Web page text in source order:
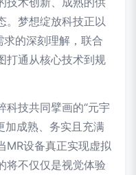
。梦想绽放科技正以
的深刻理解，联合
打通从核心技术到规
科技共同擘画的“元宇
加成熟、务实且充满
MR设备真正实现虚拟
将不仅仅是视觉体验